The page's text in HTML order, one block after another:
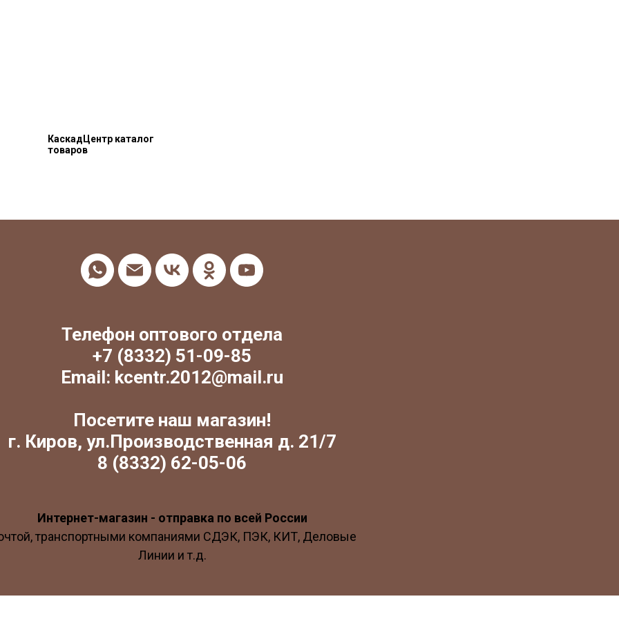
КаскадЦентр каталог
товаров
Телефон оптового отдела
+7 (8332) 51-09-85
Email: kcentr.2012@mail.ru
Посетите наш магазин!
г. Киров, ул.Производственная д. 21/7
8 (8332) 62-05-06
Интернет-магазин - отправка по всей России
транспортными компаниями СДЭК, ПЭК, КИТ, Деловые
Линии и т.д.